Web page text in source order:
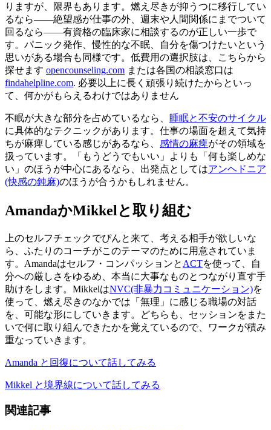
りますが、限界もあります。燃え尽きが抑うつに移行してい
るなら——絶望感が仕事の外、週末や人間関係にまでついて
回るなら——有資格の臨床家に相談するのが正しい一歩で
す。パニック発作、慢性的な不眠、自分を傷つけたいという
思いがある場合も同様です。低費用の選択肢は、こちらから
探せます opencounseling.com または各国の相談窓口は
findahelpline.com. 必要以上に長く頑張り続けたからといっ
て、何かがもらえるわけではありません
不眠が大きな部分を占めているなら、 睡眠と不安のサイクル
に具体的なテクニックがあります。仕事の場面を超えて気持
ちが麻痺している感じがあるなら、 感情の麻痺がその領域を
扱っています。「もうどうでもいい」よりも「何も楽しめな
い」のほうが中心にあるなら、出発点としてはアンヘドニア
(快感の鈍麻)のほうが合うかもしれません。
AmandaかMikkelと取り組む
上のセルフチェックでぴんと来て、考える相手が欲しいな
ら、ふたりのコーチがこのテーマのために用意されていま
す。Amandaはセルフ・コンパッションと ACTを使って、自
分への厳しさをゆるめ、本当に大事なものとつながり直す手
助けをします。MikkelはNVC(非暴力コミュニケーション)を
使って、燃え尽きのなかでは「無理」に感じる職場の対話
を、可能な形にしていきます。どちらも、セッションをまた
いで何に取り組んできたかを覚えているので、ワークが積み
重なっていきます。
Amanda と回復について話してみる
Mikkel と境界線について話してみる
関連記事